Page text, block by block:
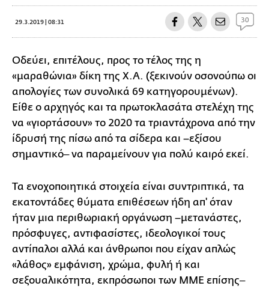
29.3.2019 | 08:31 30
Οδεύει, επιτέλους, προς το τέλος της η
«μαραθώνια» δίκη της Χ.Α. (ξεκινούν οσονούπω οι
απολογίες των συνολικά 69 κατηγορουμένων).
Είθε ο αρχηγός και τα πρωτοκλασάτα στελέχη της
να «γιορτάσουν» το 2020 τα τριαντάχρονα από την
ίδρυσή της πίσω από τα σίδερα και –εξίσου
σημαντικό‒ να παραμείνουν για πολύ καιρό εκεί.
Τα ενοχοποιητικά στοιχεία είναι συντριπτικά, τα
εκατοντάδες θύματα επιθέσεων ήδη απ' όταν
ήταν μια περιθωριακή οργάνωση –μετανάστες,
πρόσφυγες, αντιφασίστες, ιδεολογικοί τους
αντίπαλοι αλλά και άνθρωποι που είχαν απλώς
«λάθος» εμφάνιση, χρώμα, φυλή ή και
σεξουαλικότητα, εκπρόσωποι των ΜΜΕ επίσης‒